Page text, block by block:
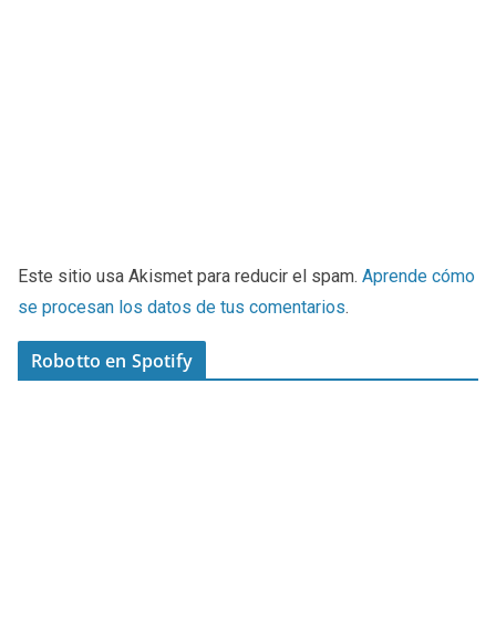
Este sitio usa Akismet para reducir el spam. Aprende cómo
se procesan los datos de tus comentarios.
Robotto en Spotify